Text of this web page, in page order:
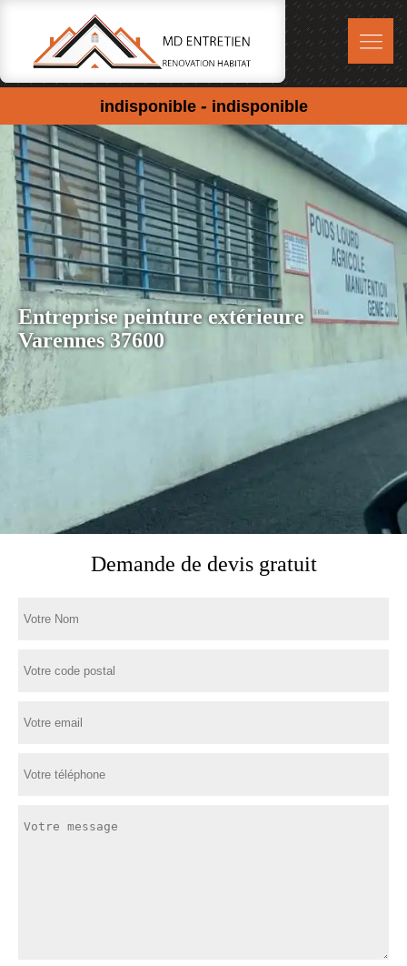
indisponible - indisponible
Entreprise peinture extérieure
Varennes 37600
Demande de devis gratuit